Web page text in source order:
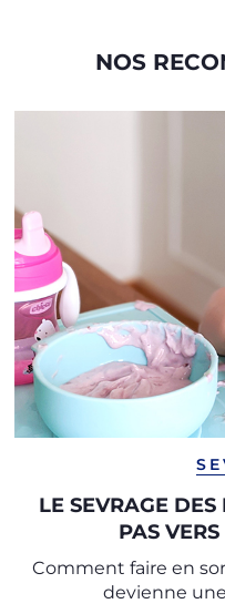
NOS
LE SEVRAGE
PAS
Comment faire en
devienne